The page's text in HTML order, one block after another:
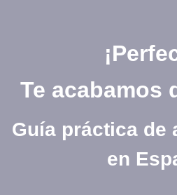
Te acabamos
Guía práctica de
en